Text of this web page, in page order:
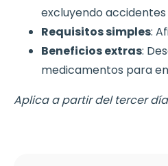
excluyendo
Requisitos simples:
Beneficios extras:
medicamentos para
Aplica a partir del tercer